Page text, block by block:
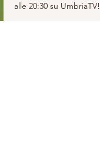
alle 20:30 su UmbriaTV!